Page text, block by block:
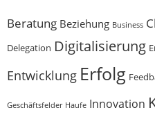
Beratung Beziehung Business
Delegation Digitalisierung
Entwicklung Erfolg
Geschäftsfelder Haufe Innovation